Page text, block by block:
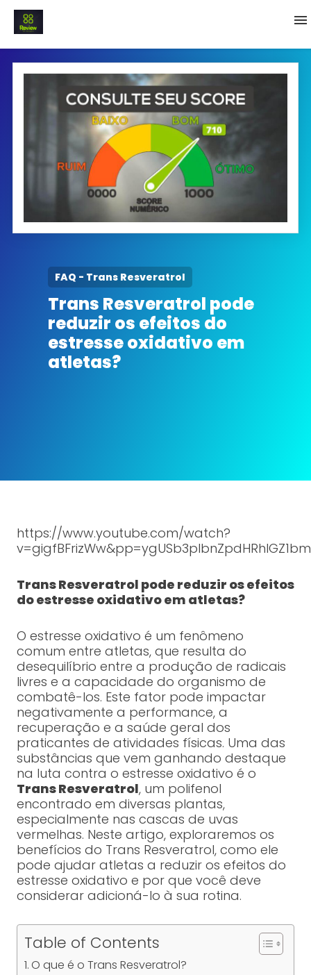
INICIO
Termo e Condições
Política Privacidade
SOBRE NÓS
FAQ - Trans Resveratrol
Trans Resveratrol pode
reduzir os efeitos do
estresse oxidativo em
atletas?
https://www.youtube.com/watch?
Trans Resveratrol pode reduzir os efeitos
do estresse oxidativo em atletas?
O estresse oxidativo é um fenômeno
comum entre atletas, que resulta do
desequilíbrio entre a produção de radicais
livres e a capacidade do organismo de
combatê-los. Este fator pode impactar
negativamente a performance, a
recuperação e a saúde geral dos
praticantes de atividades físicas. Uma das
substâncias que vem ganhando destaque
na luta contra o estresse oxidativo é o
Trans Resveratrol, um polifenol
encontrado em diversas plantas,
especialmente nas cascas de uvas
vermelhas. Neste artigo, exploraremos os
benefícios do Trans Resveratrol, como ele
pode ajudar atletas a reduzir os efeitos do
estresse oxidativo e por que você deve
considerar adicioná-lo à sua rotina.
Table of Contents
O que é o Trans Resveratrol?